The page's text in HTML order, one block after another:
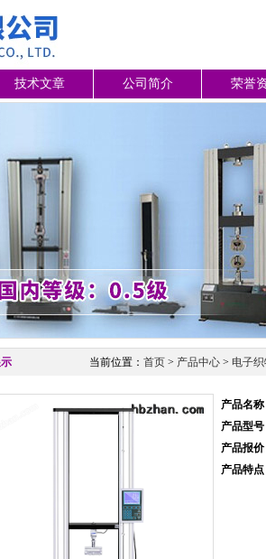
技术文章 公司简介 荣誉
当前位置： 首页 > 产品中心 > 电子
产品名称
产品型号
产品报价
产品特点